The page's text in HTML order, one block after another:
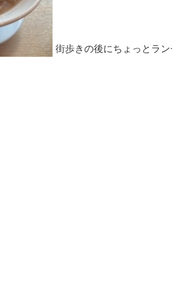
街歩きの後にちょっとラ